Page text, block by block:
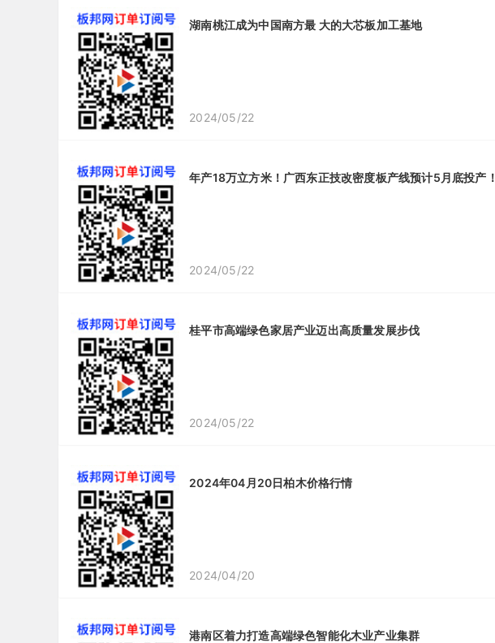
湖南桃江成为中国南方最 大的大芯板加工基地
2024/05/22
年产18万立方米！广西东正技改密度板产线预计5月底投产！
2024/05/22
桂平市高端绿色家居产业迈出高质量发展步伐
2024/05/22
2024年04月20日柏木价格行情
2024/04/20
港南区着力打造高端绿色智能化木业产业集群